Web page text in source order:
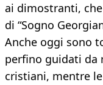
ai dimostranti,
di “Sogno
Anche oggi sono
perfino guidati da
cristiani, mentre